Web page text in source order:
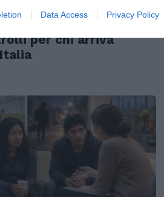
Data Access Privacy Policy
scontro Italia-
Madrid introduce
per chi arriva